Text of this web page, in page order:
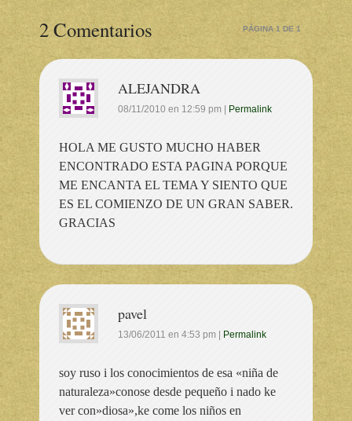
2 Comentarios PÁGINA 1 DE 1
ALEJANDRA
08/11/2010 en 12:59 pm Permalink
HOLA ME GUSTO MUCHO HABER
ENCONTRADO ESTA PAGINA PORQUE
ME ENCANTA EL TEMA Y SIENTO QUE
ES EL COMIENZO DE UN GRAN SABER.
GRACIAS
pavel
13/06/2011 en 4:53 pm Permalink
soy ruso i los conocimientos de esa «niña de
naturaleza»conose desde pequeño i nado ke
ver con»diosa»,ke come los niños en